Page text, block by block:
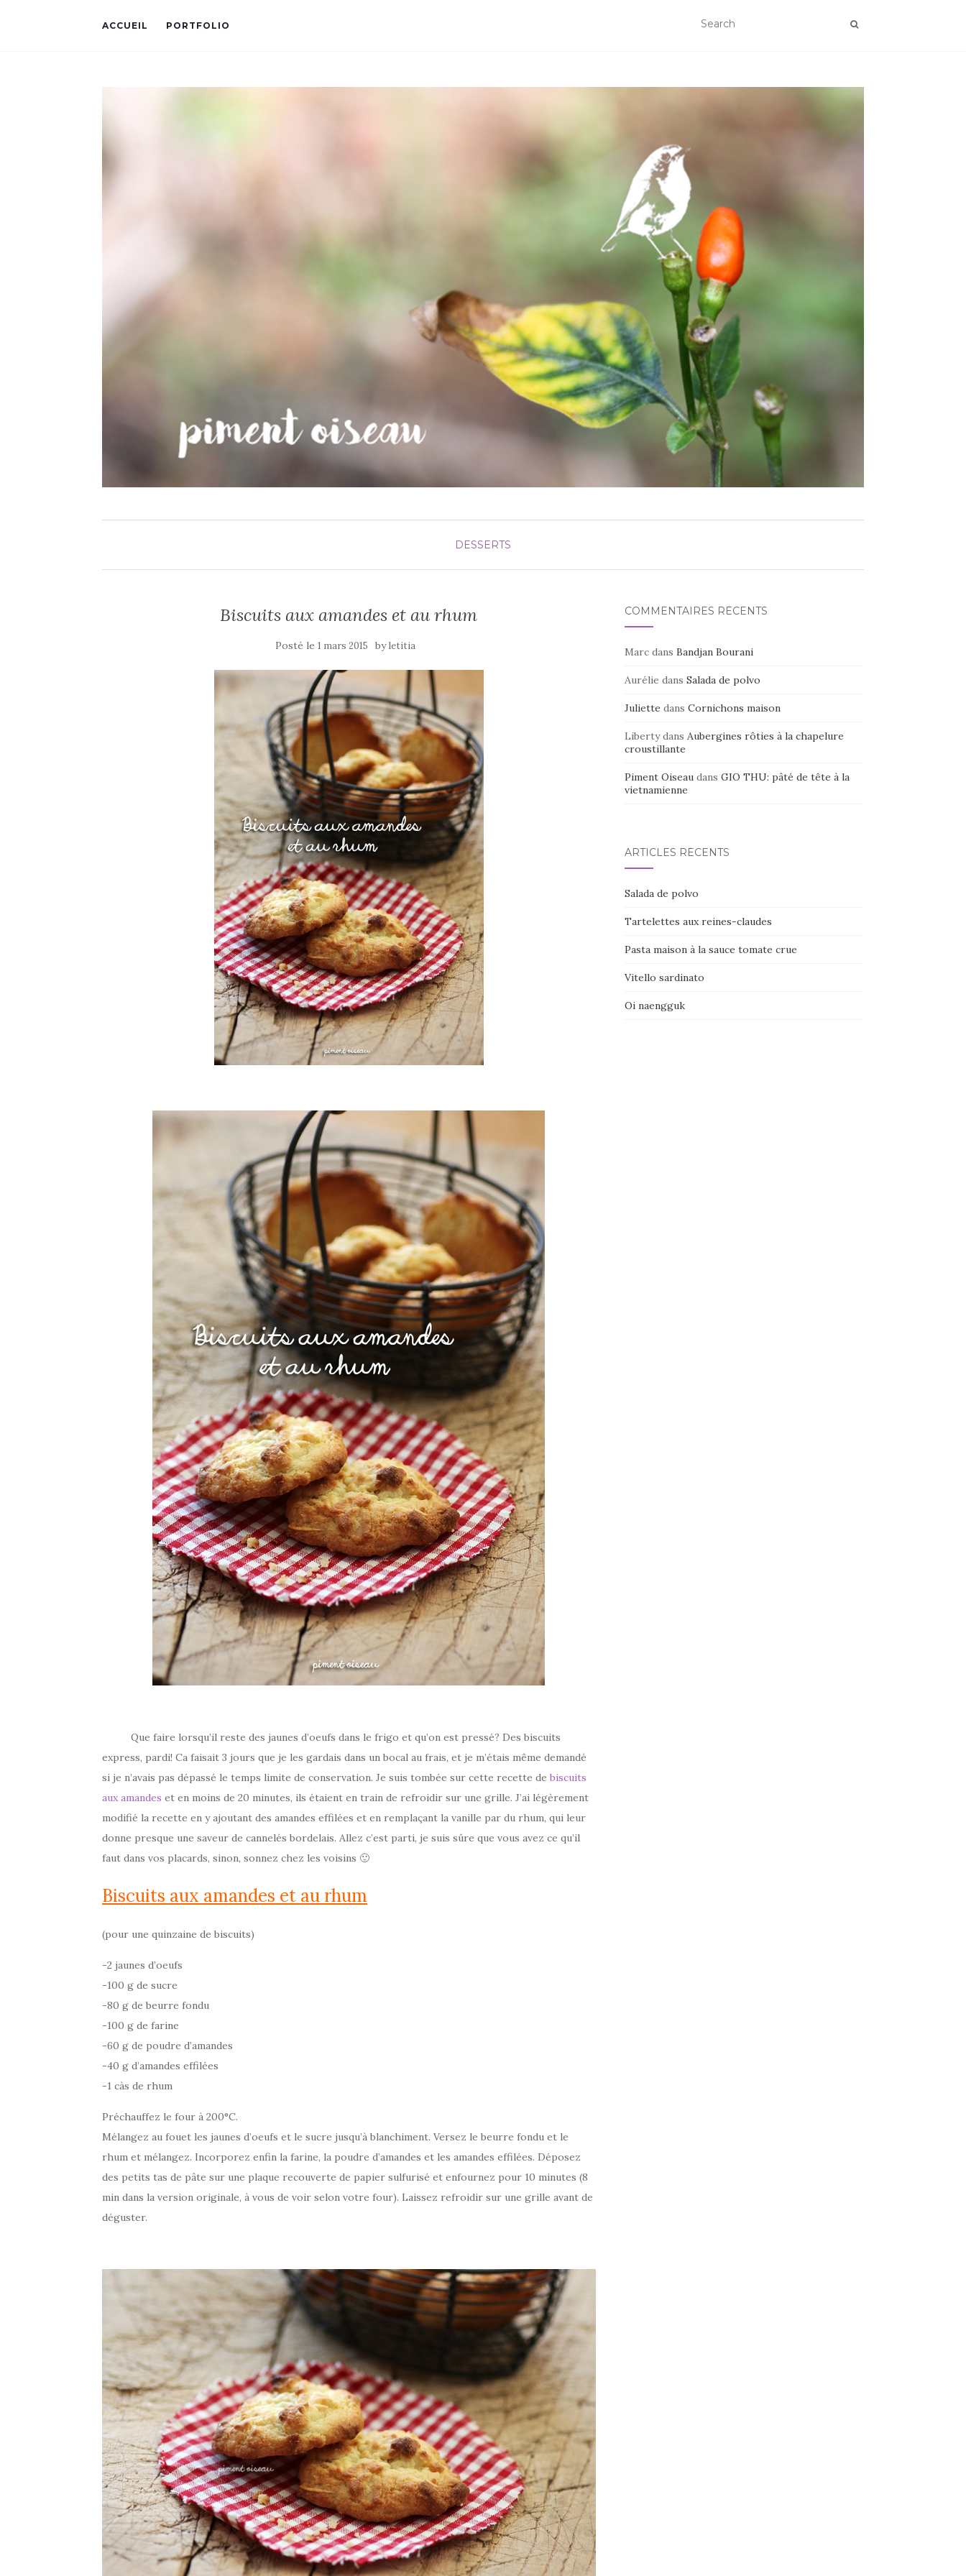
ACCUEIL PORTFOLIO
DESSERTS
Biscuits aux amandes et au rhum
Posté le 1 mars 2015 byletitia
Que faire lorsqu’il reste des jaunes d’oeufs dans le frigo et qu’on est pressé? Des biscuits
express, pardi! Ca faisait 3 jours que je les gardais dans un bocal au frais, et je m’étais même demandé
si je n’avais pas dépassé le temps limite de conservation. Je suis tombée sur cette recette de biscuits
aux amandes et en moins de 20 minutes, ils étaient en train de refroidir sur une grille. J’ai légèrement
modifié la recette en y ajoutant des amandes effilées et en remplaçant la vanille par du rhum, qui leur
donne presque une saveur de cannelés bordelais. Allez c’est parti, je suis sûre que vous avez ce qu’il
faut dans vos placards, sinon, sonnez chez les voisins 🙂
Biscuits aux amandes et au rhum
(pour une quinzaine de biscuits)
-2 jaunes d’oeufs
-100 g de sucre
-80 g de beurre fondu
-100 g de farine
-60 g de poudre d’amandes
-40 g d’amandes effilées
-1 càs de rhum
Préchauffez le four à 200°C.
Mélangez au fouet les jaunes d’oeufs et le sucre jusqu’à blanchiment. Versez le beurre fondu et le
rhum et mélangez. Incorporez enfin la farine, la poudre d’amandes et les amandes effilées. Déposez
des petits tas de pâte sur une plaque recouverte de papier sulfurisé et enfournez pour 10 minutes (8
min dans la version originale, à vous de voir selon votre four). Laissez refroidir sur une grille avant de
déguster.
COMMENTAIRES RÉCENTS
Marcdans Bandjan Bourani
Aurélie dans Salada de polvo
Juliette dans Cornichons maison
Libertydans Aubergines rôties à la chapelure
croustillante
Piment Oiseaudans GIO THU: pâté de tête à la
vietnamienne
ARTICLES RÉCENTS
Salada de polvo
Tartelettes aux reines-claudes
Pasta maison à la sauce tomate crue
Vitello sardinato
Oi naengguk